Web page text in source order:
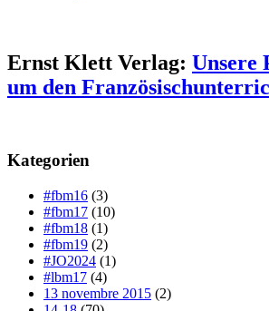
Ernst Klett Verlag: Unsere
um den
Kategorien
#fbm16 (3)
#fbm17 (10)
#fbm18 (1)
#fbm19 (2)
#JO2024 (1)
#lbm17 (4)
13 novembre 2015 (2)